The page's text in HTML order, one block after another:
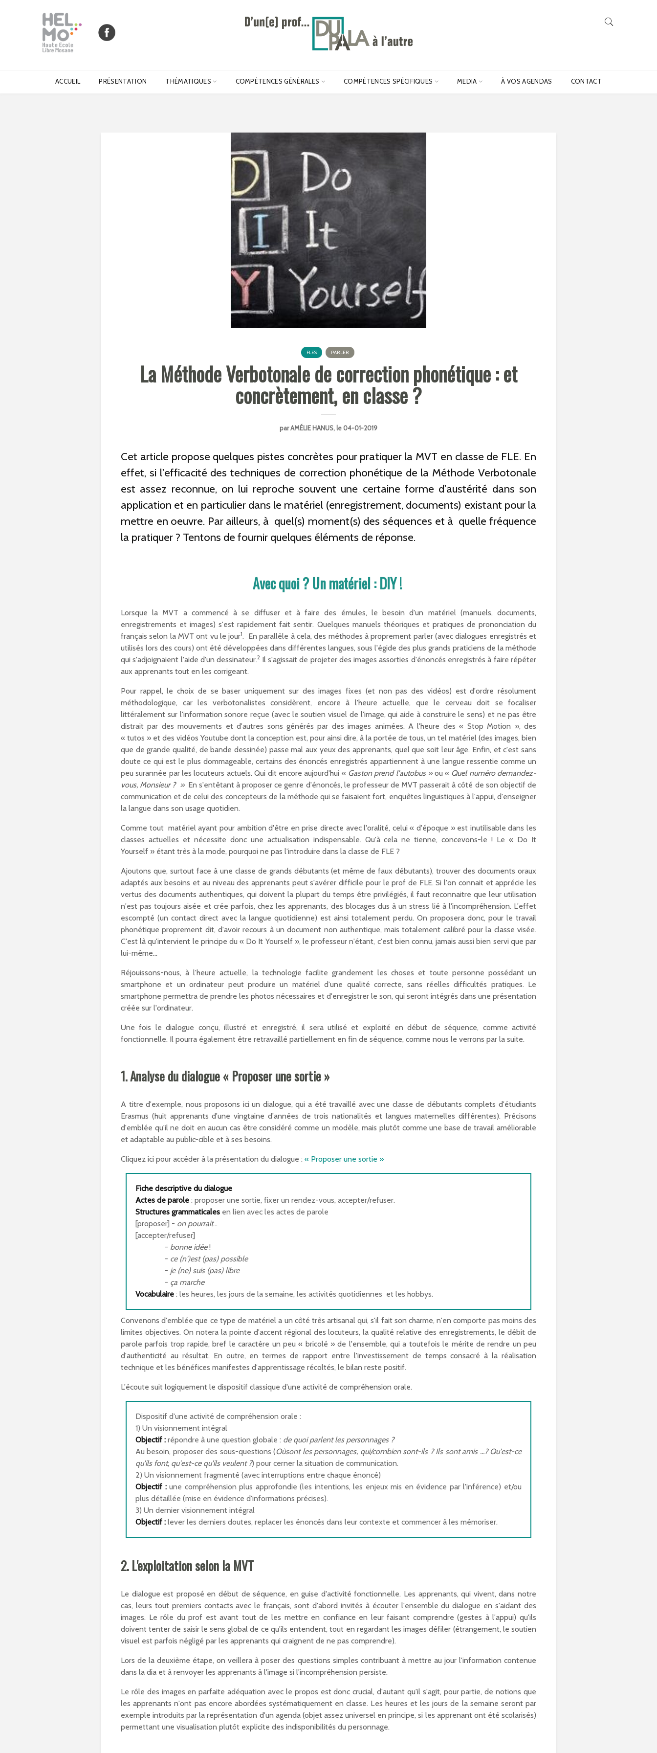
ACCUEIL PRÉSENTATION THÉMATIQUES COMPÉTENCES GÉNÉRALES COMPÉTENCES SPÉCIFIQUES MEDIA À VOS AGENDAS CONTACT
FLES PARLER
La Méthode Verbotonale de correction phonétique : et
concrètement, en classe ?
parAMÉLIE HANUS, le 04-01-2019
Cet article propose quelques pistes concrètes pour pratiquer la MVT en classe de FLE. En
effet, si l'efficacité des techniques de correction phonétique de la Méthode Verbotonale
est assez reconnue, on lui reproche souvent une certaine forme d'austérité dans son
application et en particulier dans le matériel (enregistrement, documents) existant pour la
mettre en oeuvre. Par ailleurs, à quel(s) moment(s) des séquences et à quelle fréquence
la pratiquer ? Tentons de fournir quelques éléments de réponse.
Avec quoi ? Un matériel : DIY !
Lorsque la MVT a commencé à se diffuser et à faire des émules, le besoin d'un matériel (manuels, documents,
enregistrements et images) s'est rapidement fait sentir. Quelques manuels théoriques et pratiques de prononciation du
français selon la MVT ont vu le jour1. En parallèle à cela, des méthodes à proprement parler (avec dialogues enregistrés et
utilisés lors des cours) ont été développées dans différentes langues, sous l'égide des plus grands praticiens de la méthode
qui s'adjoignaient l'aide d'un dessinateur.2 Il s'agissait de projeter des images assorties d'énoncés enregistrés à faire répéter
aux apprenants tout en les corrigeant.
Pour rappel, le choix de se baser uniquement sur des images fixes (et non pas des vidéos) est d'ordre résolument
méthodologique, car les verbotonalistes considèrent, encore à l'heure actuelle, que le cerveau doit se focaliser
littéralement sur l'information sonore reçue (avec le soutien visuel de l'image, qui aide à construire le sens) et ne pas être
distrait par des mouvements et d'autres sons générés par des images animées. A l'heure des « Stop Motion », des
« tutos » et des vidéos Youtube dont la conception est, pour ainsi dire, à la portée de tous, un tel matériel (des images, bien
que de grande qualité, de bande dessinée) passe mal aux yeux des apprenants, quel que soit leur âge. Enfin, et c'est sans
doute ce qui est le plus dommageable, certains des énoncés enregistrés appartiennent à une langue ressentie comme un
peu surannée par les locuteurs actuels. Qui dit encore aujourd'hui « Gaston prend l'autobus »ou « Quel numéro demandez-
vous, Monsieur ? » En s'entêtant à proposer ce genre d'énoncés, le professeur de MVT passerait à côté de son objectif de
communication et de celui des concepteurs de la méthode qui se faisaient fort, enquêtes linguistiques à l'appui, d'enseigner
la langue dans son usage quotidien.
Comme tout matériel ayant pour ambition d'être en prise directe avec l'oralité, celui « d'époque » est inutilisable dans les
classes actuelles et nécessite donc une actualisation indispensable. Qu'à cela ne tienne, concevons-le ! Le « Do It
Yourself » étant très à la mode, pourquoi ne pas l'introduire dans la classe de FLE ?
Ajoutons que, surtout face à une classe de grands débutants (et même de faux débutants), trouver des documents oraux
adaptés aux besoins et au niveau des apprenants peut s'avérer difficile pour le prof de FLE. Si l'on connait et apprécie les
vertus des documents authentiques, qui doivent la plupart du temps être privilégiés, il faut reconnaitre que leur utilisation
n'est pas toujours aisée et crée parfois, chez les apprenants, des blocages dus à un stress lié à l'incompréhension. L'effet
escompté (un contact direct avec la langue quotidienne) est ainsi totalement perdu. On proposera donc, pour le travail
phonétique proprement dit, d'avoir recours à un document non authentique, mais totalement calibré pour la classe visée.
C'est là qu'intervient le principe du « Do It Yourself », le professeur n'étant, c'est bien connu, jamais aussi bien servi que par
lui-même...
Réjouissons-nous, à l'heure actuelle, la technologie facilite grandement les choses et toute personne possédant un
smartphone et un ordinateur peut produire un matériel d'une qualité correcte, sans réelles difficultés pratiques. Le
smartphone permettra de prendre les photos nécessaires et d'enregistrer le son, qui seront intégrés dans une présentation
créée sur l'ordinateur.
Une fois le dialogue conçu, illustré et enregistré, il sera utilisé et exploité en début de séquence, comme activité
fonctionnelle. Il pourra également être retravaillé partiellement en fin de séquence, comme nous le verrons par la suite.
1. Analyse du dialogue « Proposer une sortie »
A titre d'exemple, nous proposons ici un dialogue, qui a été travaillé avec une classe de débutants complets d'étudiants
Erasmus (huit apprenants d'une vingtaine d'années de trois nationalités et langues maternelles différentes). Précisons
d'emblée qu'il ne doit en aucun cas être considéré comme un modèle, mais plutôt comme une base de travail améliorable
et adaptable au public-cible et à ses besoins.
Cliquez ici pour accéder à la présentation du dialogue : « Proposer une sortie »
Fiche descriptive du dialogue
Actes de parole : proposer une sortie, fixer un rendez-vous, accepter/refuser.
Structures grammaticales en lien avec les actes de parole
[proposer] - on pourrait...
[accepter/refuser]
- bonne idée!
- ce (n')est (pas) possible
- je (ne) suis (pas) libre
- ça marche
Vocabulaire : les heures, les jours de la semaine, les activités quotidiennes et les hobbys.
Convenons d'emblée que ce type de matériel a un côté très artisanal qui, s'il fait son charme, n'en comporte pas moins des
limites objectives. On notera la pointe d'accent régional des locuteurs, la qualité relative des enregistrements, le débit de
parole parfois trop rapide, bref le caractère un peu « bricolé » de l'ensemble, qui a toutefois le mérite de rendre un peu
d'authenticité au résultat. En outre, en termes de rapport entre l'investissement de temps consacré à la réalisation
technique et les bénéfices manifestes d'apprentissage récoltés, le bilan reste positif.
L'écoute suit logiquement le dispositif classique d'une activité de compréhension orale.
Dispositif d'une activité de compréhension orale :
1) Un visionnement intégral
Objectif : répondre à une question globale : de quoi parlent les personnages ?
Au besoin, proposer des sous-questions (Oùsont les personnages, qui/combien sont-ils ? Ils sont amis ...? Qu'est-ce
qu'ils font, qu'est-ce qu'ils veulent ?) pour cerner la situation de communication.
2) Un visionnement fragmenté (avec interruptions entre chaque énoncé)
Objectif :une compréhension plus approfondie (les intentions, les enjeux mis en évidence par l'inférence) et/ou
plus détaillée (mise en évidence d'informations précises).
3) Un dernier visionnement intégral
Objectif : lever les derniers doutes, replacer les énoncés dans leur contexte et commencer à les mémoriser.
2. L'exploitation selon la MVT
Le dialogue est proposé en début de séquence, en guise d'activité fonctionnelle. Les apprenants, qui vivent, dans notre
cas, leurs tout premiers contacts avec le français, sont d'abord invités à écouter l'ensemble du dialogue en s'aidant des
images. Le rôle du prof est avant tout de les mettre en confiance en leur faisant comprendre (gestes à l'appui) qu'ils
doivent tenter de saisir le sens global de ce qu'ils entendent, tout en regardant les images défiler (étrangement, le soutien
visuel est parfois négligé par les apprenants qui craignent de ne pas comprendre).
Lors de la deuxième étape, on veillera à poser des questions simples contribuant à mettre au jour l'information contenue
dans la dia et à renvoyer les apprenants à l'image si l'incompréhension persiste.
Le rôle des images en parfaite adéquation avec le propos est donc crucial, d'autant qu'il s'agit, pour partie, de notions que
les apprenants n'ont pas encore abordées systématiquement en classe. Les heures et les jours de la semaine seront par
exemple introduits par la représentation d'un agenda (objet assez universel en principe, si les apprenant ont été scolarisés)
permettant une visualisation plutôt explicite des indisponibilités du personnage.